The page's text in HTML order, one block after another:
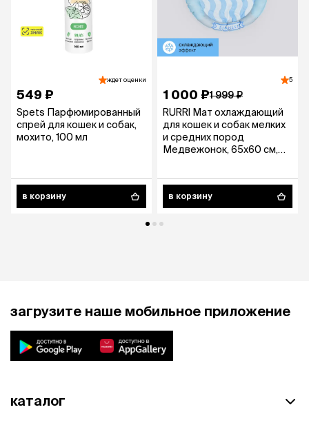
ждет оценки
549 ₽
Spets Парфюмированный
спрей для кошек и собак,
мохито, 100 мл
в корзину
5
1 000 ₽1 999 ₽
RURRI Мат охлаждающий
для кошек и собак мелких
и средних пород
Медвежонок, 65х60 см,
в корзину
загрузите наше мобильное приложение
каталог